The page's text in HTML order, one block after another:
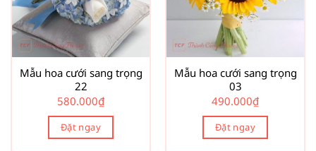
Mẫu hoa cưới sang trọng
22
580.000₫
Đặt ngay
Mẫu hoa cưới sang trọng
03
490.000₫
Đặt ngay